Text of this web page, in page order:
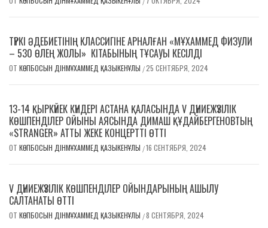
ТҮРКІ ӘДЕБИЕТІНІҢ КЛАССИГІНЕ АРНАЛҒАН «МҰХАММЕД ФИЗУЛИ
– 530 ӨЛЕҢ ЖОЛЫ» КІТАБЫНЫҢ ТҰСАУЫ КЕСІЛДІ
ОТ КӨПБОСЫН ДІНМҰХАММЕД ҚАЗЫКЕНҰЛЫ /25 СЕНТЯБРЯ, 2024
13-14 ҚЫРКҮЙЕК КҮНДЕРІ АСТАНА ҚАЛАСЫНДА V ДҮНИЕЖҮЗІЛІК
КӨШПЕНДІЛЕР ОЙЫНЫ АЯСЫНДА ДИМАШ ҚҰДАЙБЕРГЕНОВТЫҢ
«STRANGER» АТТЫ ЖЕКЕ КОНЦЕРТТІ ӨТТІ
ОТ КӨПБОСЫН ДІНМҰХАММЕД ҚАЗЫКЕНҰЛЫ /16 СЕНТЯБРЯ, 2024
V ДҮНИЕЖҮЗІЛІК КӨШПЕНДІЛЕР ОЙЫНДАРЫНЫҢ АШЫЛУ
САЛТАНАТЫ ӨТТІ
ОТ КӨПБОСЫН ДІНМҰХАММЕД ҚАЗЫКЕНҰЛЫ /8 СЕНТЯБРЯ, 2024